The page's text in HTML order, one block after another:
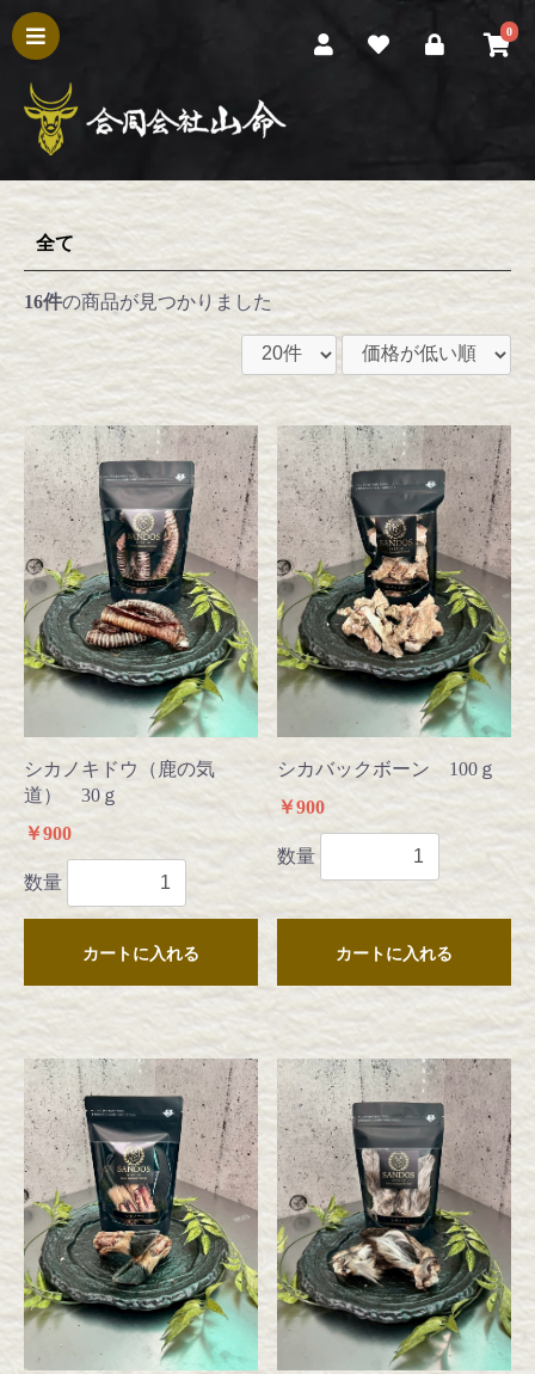
0
全て
16件の商品が見つかりました
シカノキドウ（鹿の気
道） 30ｇ
￥900
数量
カートに入れる
シカバックボーン 100ｇ
￥900
数量
カートに入れる